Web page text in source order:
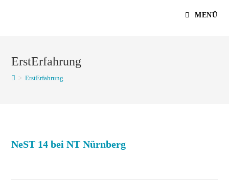
MENÜ
ErstErfahrung
> ErstErfahrung
NeST 14 bei NT Nürnberg